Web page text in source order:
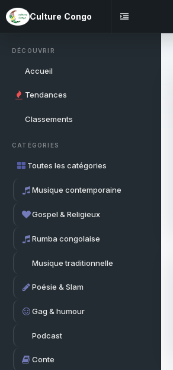
Culture Congo
DÉCOUVRIR
Accueil
Tendances
Classements
CATÉGORIES
Toutes les catégories
Musique contemporaine
Gospel & Religieux
Rumba congolaise
Musique traditionnelle
Poésie & Slam
Gag & humour
Podcast
Conte